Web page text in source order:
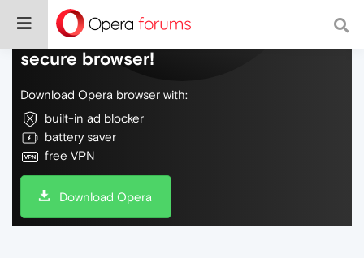
Do more on the web, with a fast and
secure browser!
Download Opera browser with:
built-in ad blocker
battery saver
free VPN
Download Opera